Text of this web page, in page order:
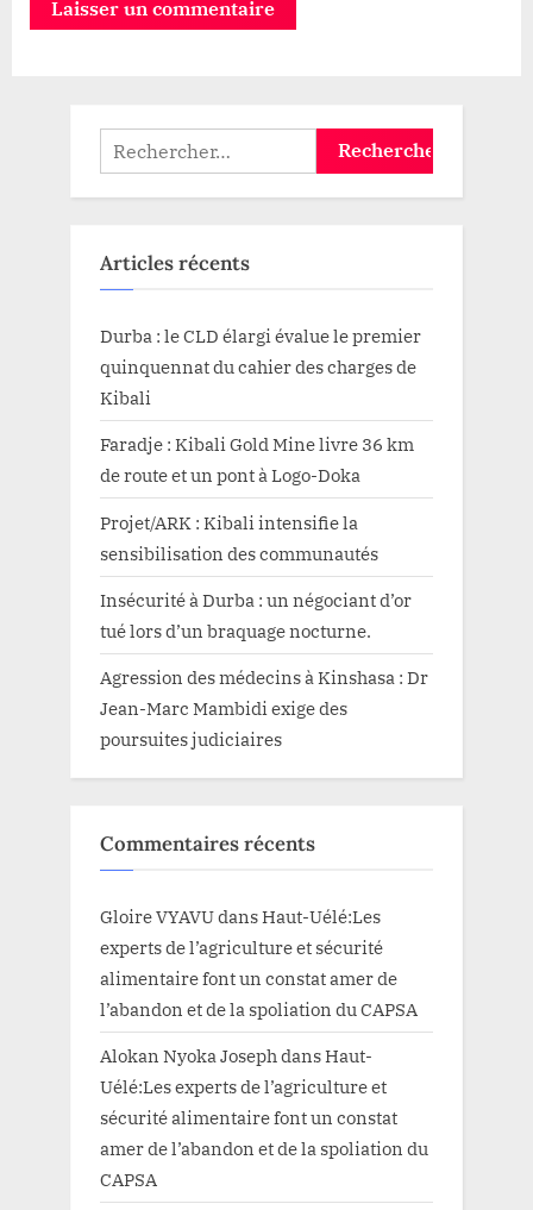
Rechercher :
Articles récents
Durba : le CLD élargi évalue le premier
quinquennat du cahier des charges de
Kibali
Faradje : Kibali Gold Mine livre 36 km
de route et un pont à Logo-Doka
Projet/ARK : Kibali intensifie la
sensibilisation des communautés
Insécurité à Durba : un négociant d’or
tué lors d’un braquage nocturne.
Agression des médecins à Kinshasa : Dr
Jean-Marc Mambidi exige des
poursuites judiciaires
Commentaires récents
Gloire VYAVUdansHaut-Uélé:Les
experts de l’agriculture et sécurité
alimentaire font un constat amer de
l’abandon et de la spoliation du CAPSA
Alokan Nyoka JosephdansHaut-
Uélé:Les experts de l’agriculture et
sécurité alimentaire font un constat
amer de l’abandon et de la spoliation du
CAPSA